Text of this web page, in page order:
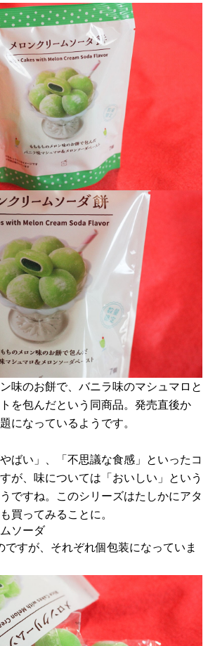
味のお餅で、バニラ味のマシュマロと
を包んだという同商品。発売直後か
になっているようです。
ばい」、「不思議な食感」といったコ
が、味については「おいしい」という
ですね。このシリーズはたしかにアタ
買ってみることに。
ソーダ
ですが、それぞれ個包装になっていま